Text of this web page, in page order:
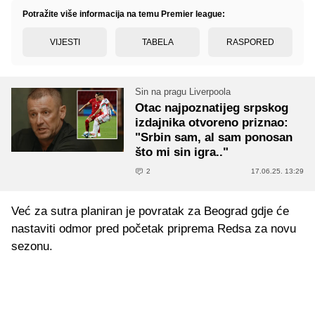
Potražite više informacija na temu Premier league:
VIJESTI TABELA RASPORED
Sin na pragu Liverpoola
Otac najpoznatijeg srpskog
izdajnika otvoreno priznao:
"Srbin sam, al sam ponosan
što mi sin igra.."
2 17.06.25. 13:29
Već za sutra planiran je povratak za Beograd gdje će
nastaviti odmor pred početak priprema Redsa za novu
sezonu.